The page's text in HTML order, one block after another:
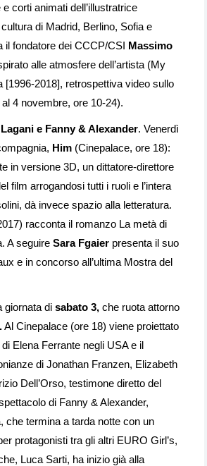
corti animati dell’illustratrice
di Madrid, Berlino, Sofia e
il fondatore dei CCCP/CSI Massimo
alle atmosfere dell’artista (My
2018], retrospettiva video sullo
4 novembre, ore 10-24).
e Fanny & Alexander. Venerdì
Him (Cinepalace, ore 18):
in versione 3D, un dittatore-direttore
film arrogandosi tutti i ruoli e l’intera
dà invece spazio alla letteratura.
racconta il romanzo La metà di
A seguire Sara Fgaier presenta il suo
e in concorso all’ultima Mostra del
giornata di sabato 3, che ruota attorno
Al Cinepalace (ore 18) viene proiettato
Elena Ferrante negli USA e il
di Jonathan Franzen, Elizabeth
Dell’Orso, testimone diretto del
di Fanny & Alexander,
che termina a tarda notte con un
protagonisti tra gli altri EURO Girl’s,
Luca Sarti, ha inizio già alla